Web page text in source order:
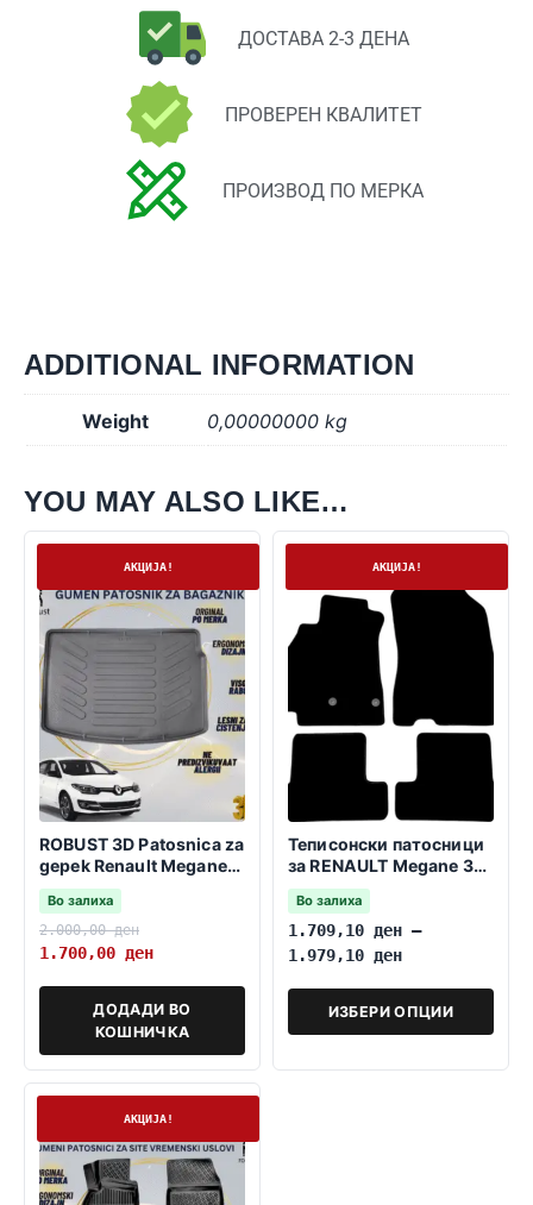
ДОСТАВА 2-3 ДЕНА
ПРОВЕРЕН КВАЛИТЕТ
ПРОИЗВОД ПО МЕРКА
ADDITIONAL INFORMATION
Weight 0,00000000 kg
YOU MAY ALSO LIKE…
АКЦИЈА!
ROBUST 3D Patosnica za
gepek Renault Megane
2008-2016 HB/coupe
MK3
Во залиха
2.000,00ден
1.700,00 ден
ДОДАДИ ВО
КОШНИЧКА
АКЦИЈА!
Теписонски патосници
за RENAULT Megane 3
Hathcback 2009-2016
Во залиха
1.709,10 ден –
1.979,10 ден
ИЗБЕРИ ОПЦИИ
АКЦИЈА!